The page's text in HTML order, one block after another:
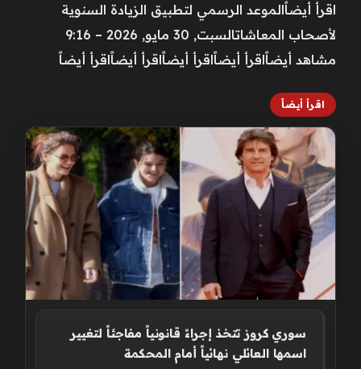
اقرأ أيضاًالموعد الرسمي لتطبيق الزيادة السنوية
لأصحاب المعاشاتالسبت, 30 مايو, 2026 – 9:16
مشاهد أيضاًاقرأ أيضاًاقرأ أيضاًاقرأ أيضاًاقرأ أيضاً
اقرأ أيضاً
سوري كروز تتخذ إجراءً قانونياً مفاجئاً لتغيير
اسمها العائلي نهائياً أمام المحكمة